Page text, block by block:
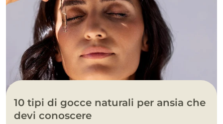
10 tipi di gocce naturali per ansia che
devi conoscere